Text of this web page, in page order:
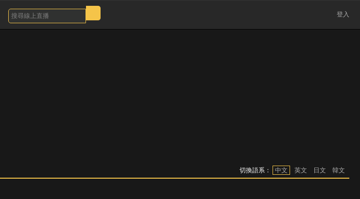
登入
切換語系： 中文 英文 日文 韓文